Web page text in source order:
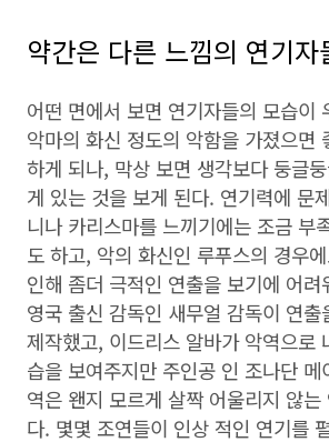
약간은 다른 느낌의 연기자
어떤 면에서 보면 연기자들의 모습이
악마의 화신 정도의 악함을 가졌으면
하게 되나, 막상 보면 생각보다 둥글
게 있는 것을 보게 된다. 연기력에 문
니나 카리스마를 느끼기에는 조금 부
도 하고, 악의 화신인 루푸스의 경우
인해 좀더 극적인 연출을 보기에 어
영국 출신 감독인 새무얼 감독이 연
제작했고, 이드리스 알바가 악역으로
습을 보여주지만 주인공 인 조나단
역은 왠지 모르게 살짝 어울리지 않
다. 몇몇 조연들이 인상 적인 연기를